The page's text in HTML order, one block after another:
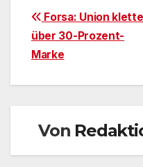
Forsa: Union
über 30-Prozent-
Marke
Von